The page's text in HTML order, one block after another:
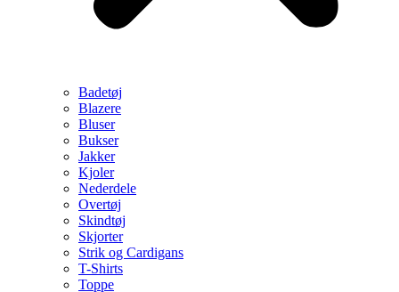
Badetøj
Blazere
Bluser
Bukser
Jakker
Kjoler
Nederdele
Overtøj
Skindtøj
Skjorter
Strik og Cardigans
T-Shirts
Toppe